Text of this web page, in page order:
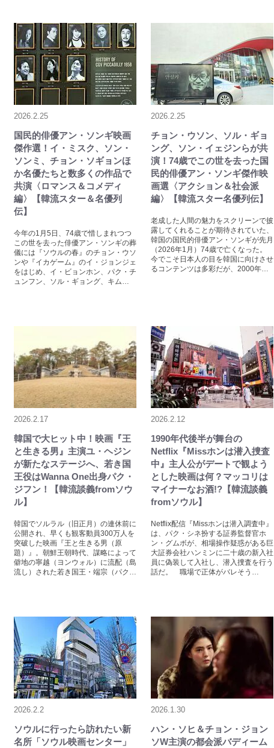
2026.2.25
国民的俳優アン・ソンギ映画
傑作選！イ・ミスク、ソン・
ソンミ、チョン・ソギョンほ
か名優たちと数多くの作品で
共演〈ロマンス＆コメディ
編〉【韓流スター＆名優列
伝】
今年の1月5日、74歳で惜しまれつつ
この世を去った俳優アン・ソンギの葬
儀には『ソウルの春』のチョン・ウソ
ンや『イカゲーム』のイ・ジョンジェ
をはじめ、イ・ビョンホン、パク・チ
ュンフン、ソル・ギョング、キム…
2026.2.25
チョン・ウソン、ソル・ギョ
ング、ソン・イェジンらが共
演！74歳でこの世を去った国
民的俳優アン・ソンギ傑作映
画選〈アクション＆社会派
編〉【韓流スター名優列伝】
老成した人間の魅力をスクリーンで披
露してくれることが期待されていた、
韓国の国民的俳優アン・ソンギが先月
（2026年1月）74歳で亡くなった。
今でこそ日本人の目を韓国に向けさせ
るコンテンツは多彩だが、2000年…
2026.2.17
韓国で大ヒット中！映画『王
と生きる男』主演ユ・ヘジン
が新たなステージへ、若き国
王役はWanna One出身パク・
ジフン！【韓流談義fromソウ
ル】
韓国でソルラル（旧正月）の連休前に
公開され、早くも観客動員300万人を
突破した映画『王と生きる男（原
題）』。朝鮮王朝時代、謀略によって
僻地の寧越（ヨンウォル）に流配（島
流し）された若き国王・端宗（パク…
2026.2.12
1990年代後半が舞台の
Netflix『Missホンは潜入捜査
中』主人公がデートで観よう
とした映画は何？マッコリは
マイナーなお酒!?【韓流談義
fromソウル】
Netflix配信『Missホンは潜入調査中』
は、パク・シネ扮する証券監督官ホ
ン・グムボが、相場操作疑惑がある巨
大証券会社ハンミンに二十歳の新入社
員に偽装して入社し、潜入捜査を行う
話だ。 職場で正体がバレそう…
2026.2.2
ソウルに行ったら訪れたい新
名所「ソウル映画センター」
2026.1.30
ハン・ソヒ＆チョン・ジョン
ソW主演の都会派バディーム